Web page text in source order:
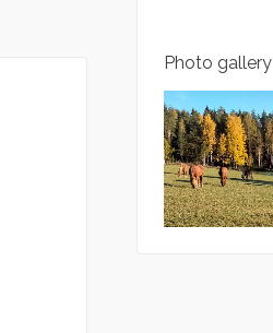
Photo gallery